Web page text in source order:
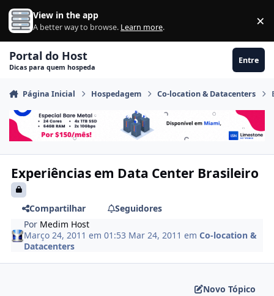
Ir para conteúdo
View in the app
A better way to browse. Learn more. ×
Portal do Host
Dicas para quem hospeda
Entre
Página Inicial Hospedagem Co-location & Datacenters
Experiências em Data Center Brasileiro
Compartilhar
Seguidores
Por Medim Host
Março 24, 2011 em 01:53 Mar 24, 2011 emCo-location &
Datacenters
Novo Tópico